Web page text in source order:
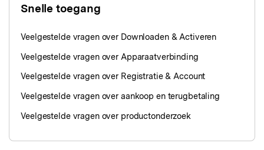
Snelle toegang
Veelgestelde vragen over Downloaden & Activeren
Veelgestelde vragen over Apparaatverbinding
Veelgestelde vragen over Registratie & Account
Veelgestelde vragen over aankoop en terugbetaling
Veelgestelde vragen over productonderzoek